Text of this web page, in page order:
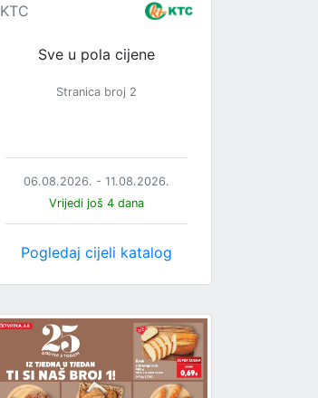
KTC
Sve u pola cijene
Stranica broj 2
06.08.2026. - 11.08.2026.
Vrijedi još 4 dana
Pogledaj cijeli katalog